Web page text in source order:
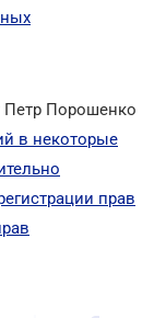
Петр Порошенко
в некоторые
прав